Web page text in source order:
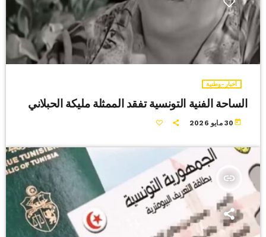
أخبار-وطنية
الساحة الفنية التونسية تفقد الممثلة مليكة الحبلاني
today 30 مايو 2026
insert_link